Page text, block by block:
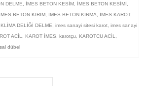
DELME İMES BETON KESİM İMES BETON KESİMİ
İMES BETON KIRIM İMES BETON KIRMA İMES KAROT,
DELİĞİ DELME imes sanayi sitesi karot imes sanayi
ACİL KAROT İMES karotçu KAROTCU ACİL
dübel